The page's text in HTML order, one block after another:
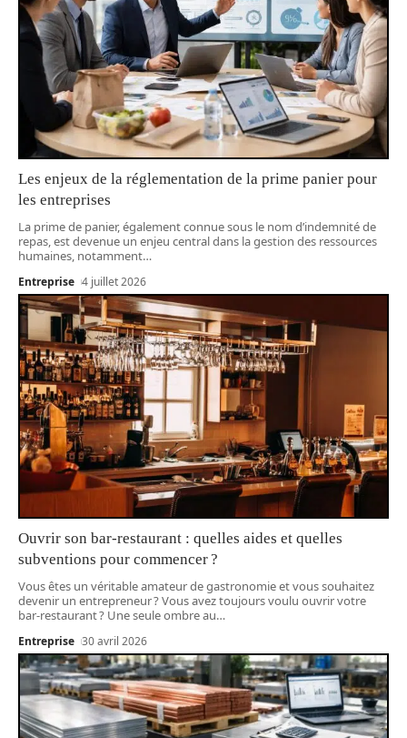
Les enjeux de la réglementation de la prime panier pour
les entreprises
La prime de panier, également connue sous le nom d’indemnité de
repas, est devenue un enjeu central dans la gestion des ressources
humaines, notamment…
Entreprise 4 juillet 2026
Ouvrir son bar-restaurant : quelles aides et quelles
subventions pour commencer ?
Vous êtes un véritable amateur de gastronomie et vous souhaitez
devenir un entrepreneur ? Vous avez toujours voulu ouvrir votre
bar-restaurant ? Une seule ombre au…
Entreprise 30 avril 2026